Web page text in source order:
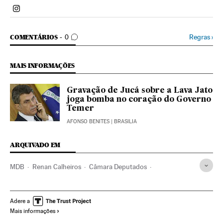
Politica El País Brasil en Instagram
COMENTÁRIOS 0
COMENTÁRIOS Regras›
MAIS INFORMAÇÕES
Gravação de Jucá sobre a Lava Jato
joga bomba no coração do Governo
Temer
AFONSO BENITES | BRASILIA
ARQUIVADO EM
MDB Renan Calheiros Câmara Deputados
Destituições políticas Presidente Brasil
Congresso Nacional
Adere a
Mais informações